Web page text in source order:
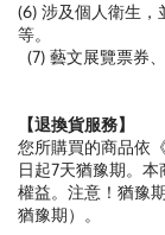
(6) 涉及個人衛生
等。
(7) 藝文展覽票券
【退換貨服務】
您所購買的商品依
日起7天猶豫期。
權益。注意！猶豫
猶豫期）。